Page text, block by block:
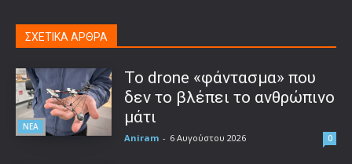
ΣΧΕΤΙΚΑ ΑΡΘΡΑ
ΝΕΑ
Το drone «φάντασμα» που
δεν το βλέπει το ανθρώπινο
μάτι
Aniram - 6 Αυγούστου 2026 0